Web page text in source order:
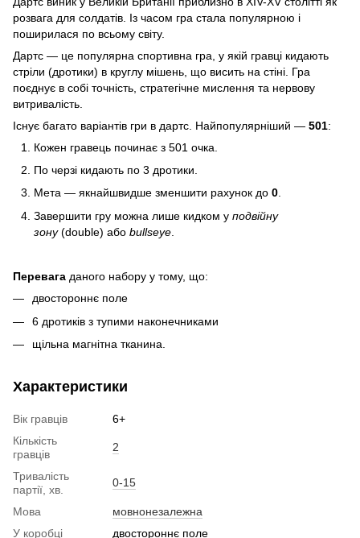
розвага для солдатів. Із часом гра стала популярною і
поширилася по всьому світу.
Дартс — це популярна спортивна гра, у якій гравці кидають
стріли (дротики) в круглу мішень, що висить на стіні. Гра
поєднує в собі точність, стратегічне мислення та нервову
витривалість.
Існує багато варіантів гри в дартс. Найпопулярніший — 501:
Кожен гравець починає з 501 очка.
По черзі кидають по 3 дротики.
Мета — якнайшвидше зменшити рахунок до 0.
Завершити гру можна лише кидком у подвійну
зону(double) або bullseye
Перевага даного набору у тому, що:
двостороннє поле
6 дротиків з тупими наконечниками
щільна магнітна тканина.
Характеристики
Вік гравців
6+
Кількість
гравців
2
Тривалість
партії, хв.
0-15
Мова
мовнонезалежна
У коробці
двостороннє поле